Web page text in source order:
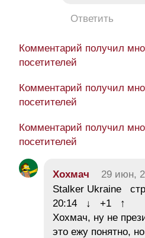
Ответить
Комментарий получил
посетителей
Комментарий получил
посетителей
Комментарий получил
посетителей
Хохмач 29 июн,
Stalker Ukraine
20:14 ↓ +1 ↑
Хохмач, ну не
это ежу понятно,